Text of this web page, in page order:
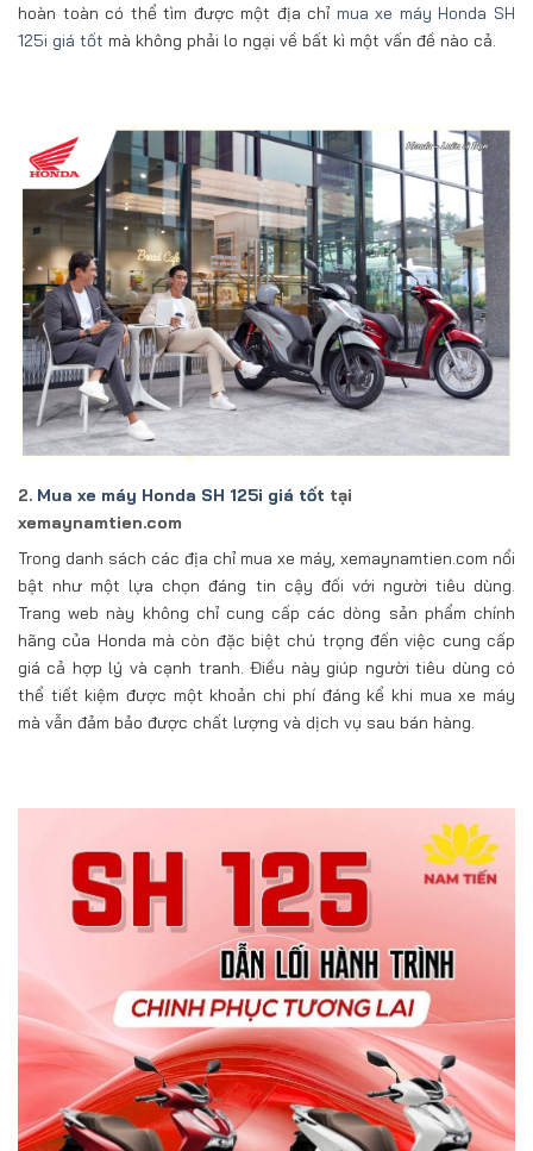
hoàn toàn có thể tìm được một địa chỉ mua xe máy Honda SH
125i giá tốt mà không phải lo ngại về bất kì một vấn đề nào cả.
2. Mua xe máy Honda SH 125i giá tốt tại
xemaynamtien.com
Trong danh sách các địa chỉ mua xe máy, xemaynamtien.com nổi
bật như một lựa chọn đáng tin cậy đối với người tiêu dùng.
Trang web này không chỉ cung cấp các dòng sản phẩm chính
hãng của Honda mà còn đặc biệt chú trọng đến việc cung cấp
giá cả hợp lý và cạnh tranh. Điều này giúp người tiêu dùng có
thể tiết kiệm được một khoản chi phí đáng kể khi mua xe máy
mà vẫn đảm bảo được chất lượng và dịch vụ sau bán hàng.